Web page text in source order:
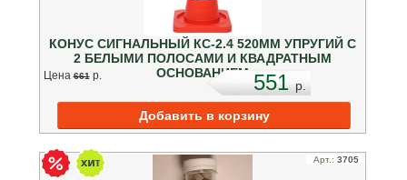
КОНУС СИГНАЛЬНЫЙ КС-2.4 520ММ УПРУГИЙ С
2 БЕЛЫМИ ПОЛОСАМИ И КВАДРАТНЫМ
ОСНОВАНИЕМ
Цена 661 p. 551p.
Арт.: 3705